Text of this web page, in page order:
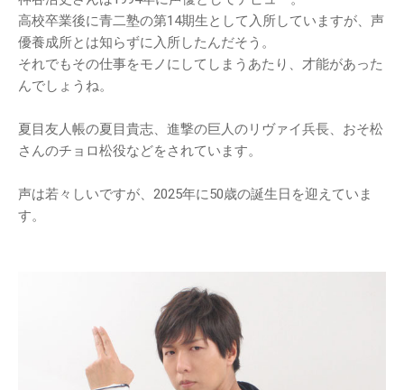
高校卒業後に青二塾の第14期生として入所していますが、声
優養成所とは知らずに入所したんだそう。
それでもその仕事をモノにしてしまうあたり、才能があった
んでしょうね。
夏目友人帳の夏目貴志、進撃の巨人のリヴァイ兵長、おそ松
さんのチョロ松役などをされています。
声は若々しいですが、2025年に50歳の誕生日を迎えていま
す。